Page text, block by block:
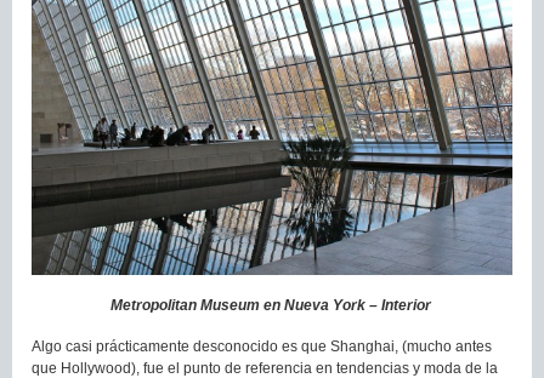
Metropolitan Museum en Nueva York – Interior
Algo casi prácticamente desconocido es que Shanghai, (mucho antes
que Hollywood), fue el punto de referencia en tendencias y moda de la